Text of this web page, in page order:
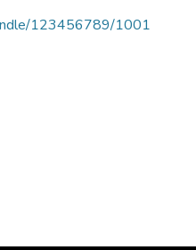
123456789/1001